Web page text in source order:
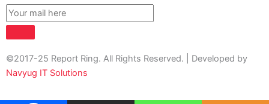
©2017-25 Report Ring. All Rights Reserved. | Developed by
Navyug IT Solutions